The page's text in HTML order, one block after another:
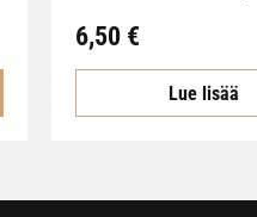
6,50 €
Lue lisää